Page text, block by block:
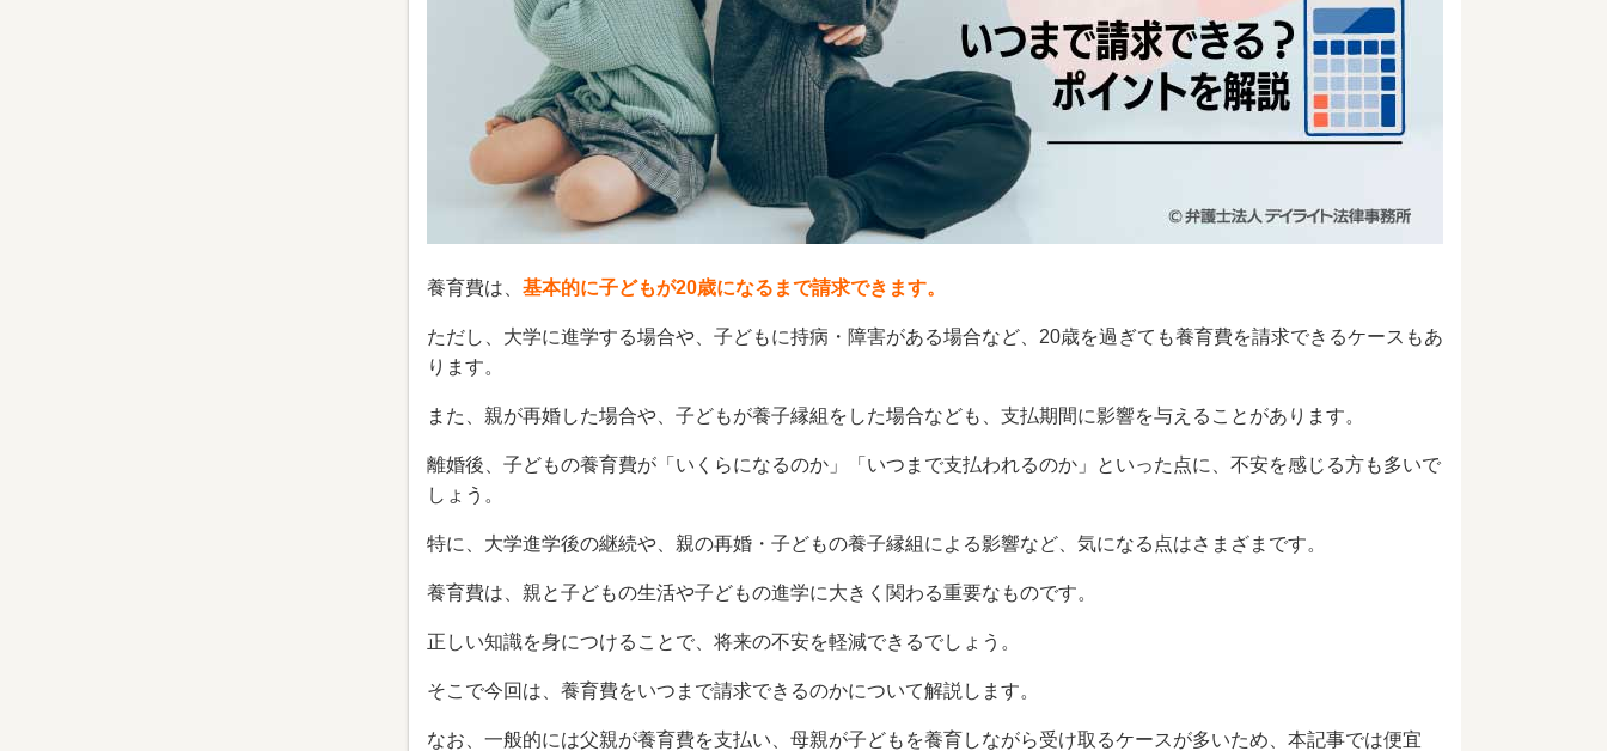
養育費は、 基本的に子どもが20歳になるまで請求できます。
ただし、大学に進学する場合や、子どもに持病・障害がある場合など、20歳を過ぎても養育費を請求できるケースもあ
ります。
また、親が再婚した場合や、子どもが養子縁組をした場合なども、支払期間に影響を与えることがあります。
離婚後、子どもの養育費が「いくらになるのか」「いつまで支払われるのか」といった点に、不安を感じる方も多いで
しょう。
特に、大学進学後の継続や、親の再婚・子どもの養子縁組による影響など、気になる点はさまざまです。
養育費は、親と子どもの生活や子どもの進学に大きく関わる重要なものです。
正しい知識を身につけることで、将来の不安を軽減できるでしょう。
そこで今回は、養育費をいつまで請求できるのかについて解説します。
なお、一般的には父親が養育費を支払い、母親が子どもを養育しながら受け取るケースが多いため、本記事では便宜